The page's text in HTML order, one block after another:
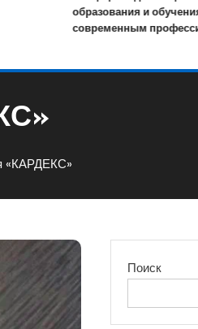
образования и обучения
современным профессиям
«КАРДЕКС»
Поиск